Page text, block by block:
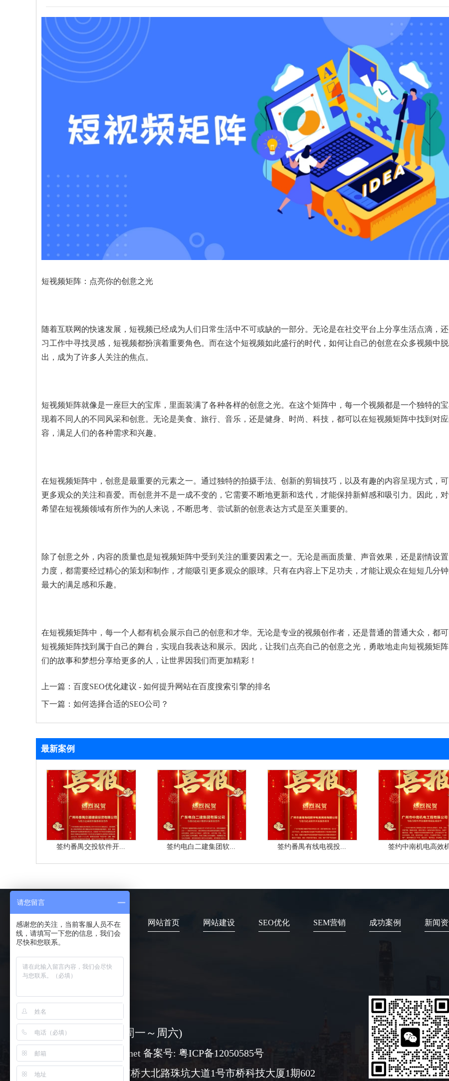
短视频矩阵：点亮你的创意之光
随着互联网的快速发展，短视频已经成为人们日常生活中不可或缺的一部分。无论是在社交平台上分享生活点滴，
习工作中寻找灵感，短视频都扮演着重要角色。而在这个短视频如此盛行的时代，如何让自己的创意在众多视频中
出，成为了许多人关注的焦点。
短视频矩阵就像是一座巨大的宝库，里面装满了各种各样的创意之光。在这个矩阵中，每一个视频都是一个独特的
现着不同人的不同风采和创意。无论是美食、旅行、音乐，还是健身、时尚、科技，都可以在短视频矩阵中找到对
容，满足人们的各种需求和兴趣。
在短视频矩阵中，创意是最重要的元素之一。通过独特的拍摄手法、创新的剪辑技巧，以及有趣的内容呈现方式，可
更多观众的关注和喜爱。而创意并不是一成不变的，它需要不断地更新和迭代，才能保持新鲜感和吸引力。因此，
希望在短视频领域有所作为的人来说，不断思考、尝试新的创意表达方式是至关重要的。
除了创意之外，内容的质量也是短视频矩阵中受到关注的重要因素之一。无论是画面质量、声音效果，还是剧情设
力度，都需要经过精心的策划和制作，才能吸引更多观众的眼球。只有在内容上下足功夫，才能让观众在短短几分
最大的满足感和乐趣。
在短视频矩阵中，每一个人都有机会展示自己的创意和才华。无论是专业的视频创作者，还是普通的普通大众，都
短视频矩阵找到属于自己的舞台，实现自我表达和展示。因此，让我们点亮自己的创意之光，勇敢地走向短视频矩
们的故事和梦想分享给更多的人，让世界因我们而更加精彩！
上一篇： 百度SEO优化建议 - 如何提升网站在百度搜索引擎的排名
下一篇： 如何选择合适的SEO公司？
最新案例
签约番禺交投软件开... 签约电白二建集团软... 签约番禺有线电视投... 签约中南机电高效
网站首页 网站建设 SEO优化 SEM营销 成功案例 新闻
08:30-18:00 ( 周一～周六)
www@chuangli.net 备案号: 粤ICP备12050585号
广州市番禺区市桥大北路珠坑大道1号市桥科技大厦1期602
请您留言
感谢您的关注，当前客服人员不在
线，请填写一下您的信息，我们会
尽快和您联系。